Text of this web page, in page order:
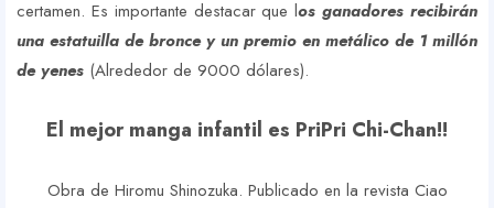
certamen. Es importante destacar que los ganadores recibirán
una estatuilla de bronce y un premio en metálico de 1 millón
de yenes (Alrededor de 9000 dólares).
El mejor manga infantil es PriPri Chi-Chan!!
Obra de Hiromu Shinozuka. Publicado en la revista Ciao